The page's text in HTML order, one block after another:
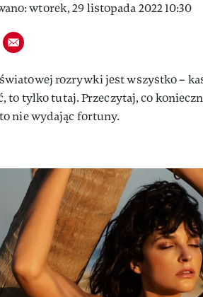
wtorek, 29 listopada 2022 10:30
facebook
na whatsapp
E-mail do przyjaciela
rozrywki jest wszystko –
to tylko tutaj. Przeczytaj, co
nie wydając fortuny.